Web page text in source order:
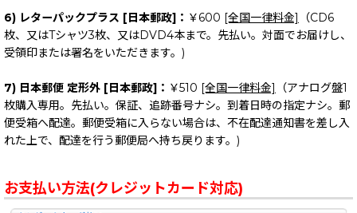
6) レターパックプラス [日本郵政]： ￥600 [全国一律料金]
（CD6
枚、又はTシャツ3枚、又はDVD4本まで。先払い。対面でお届けし、
受領印または署名をいただきます。)
7) 日本郵便 定形外 [日本郵政]： ￥510 [全国一律料金]
（アナログ盤1
枚購入専用。先払い。保証、追跡番号ナシ。到着日時の指定ナシ。郵
便受箱へ配達。郵便受箱に入らない場合は、不在配達通知書を差し入
れた上で、配達を行う郵便局へ持ち戻ります。)
お支払い方法(クレジットカード対応)